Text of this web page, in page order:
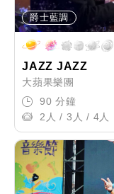
爵士藍調
JAZZ JAZZ
大蘋果樂團
90 分鐘
2人 / 3人 / 4人